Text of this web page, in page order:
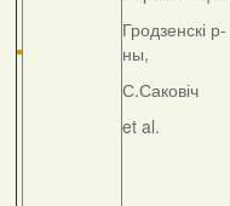
Гродзенскі р-
ны,
С.Саковіч
et al.